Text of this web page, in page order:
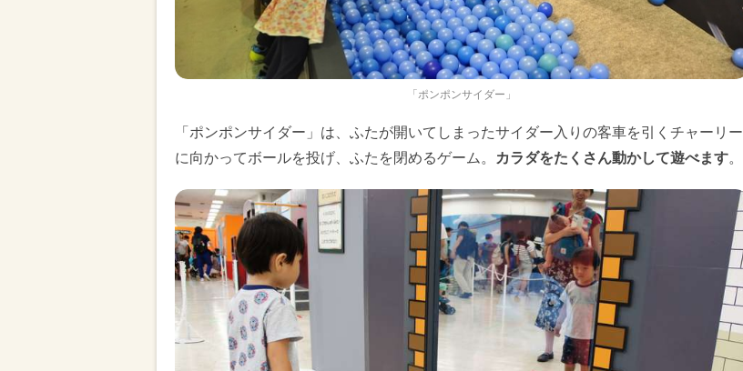
「ポンポンサイダー」
「ポンポンサイダー」は、ふたが開いてしまったサイダー入りの客車を引くチャーリー
に向かってボールを投げ、ふたを閉めるゲーム。
カラダをたくさん動かして遊べます。